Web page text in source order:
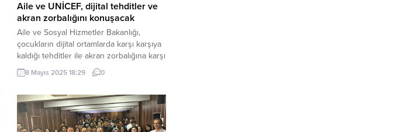
Aile ve UNİCEF, dijital tehditler ve
akran zorbalığını konuşacak
Aile ve Sosyal Hizmetler Bakanlığı,
çocukların dijital ortamlarda karşı karşıya
kaldığı tehditler ile akran zorbalığına karşı
daha etkili, kapsayıcı, koruyucu ve
önleyici mekanizmalar geliştirmek
10 Mayıs’ta Ankara’da çalışma toplantısı
düzenleyecek. ANKARA (İGFA) –“Akran
Zorbalığı ve Dijital Ortamda Çocukların
8 Mayıs 2025 18:29 0